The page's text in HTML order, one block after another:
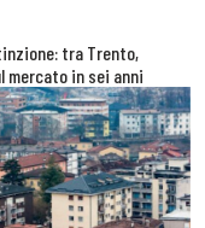
tra Trento,
mercato in sei anni